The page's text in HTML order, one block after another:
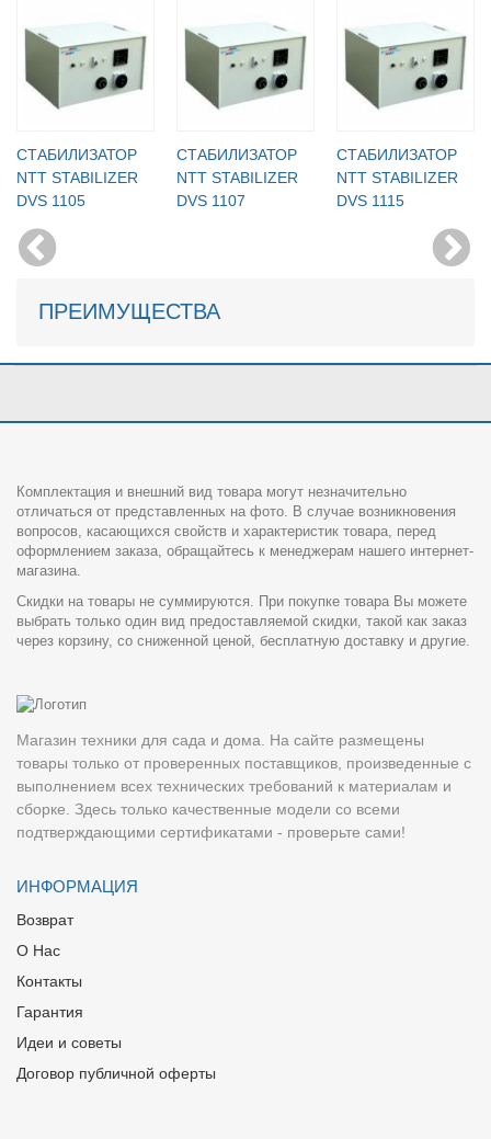
СТАБИЛИЗАТОР
NTT STABILIZER
DVS 1105
СТАБИЛИЗАТОР
NTT STABILIZER
DVS 1107
СТАБИЛИЗАТОР
NTT STABILIZER
DVS 1115
ПРЕИМУЩЕСТВА
Комплектация и внешний вид товара могут незначительно
отличаться от представленных на фото. В случае возникновения
вопросов, касающихся свойств и характеристик товара, перед
оформлением заказа, обращайтесь к менеджерам нашего интернет-
магазина.
Скидки на товары не суммируются. При покупке товара Вы можете
выбрать только один вид предоставляемой скидки, такой как заказ
через корзину, со сниженной ценой, бесплатную доставку и другие.
Магазин техники для сада и дома. На сайте размещены
товары только от проверенных поставщиков, произведенные с
выполнением всех технических требований к материалам и
сборке. Здесь только качественные модели со всеми
подтверждающими сертификатами - проверьте сами!
ИНФОРМАЦИЯ
Возврат
О Нас
Контакты
Гарантия
Идеи и советы
Договор публичной оферты